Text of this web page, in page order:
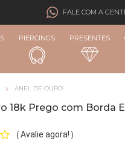
FALE COM A
PIERCINGS PRESENTES
ANEL DE OURO
18k Prego com Borda
( Avalie agora! )